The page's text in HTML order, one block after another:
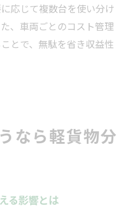
応じて複数台を使い分け
、車両ごとのコスト管理
とで、無駄を省き収益性
なら軽貨物分
る影響とは